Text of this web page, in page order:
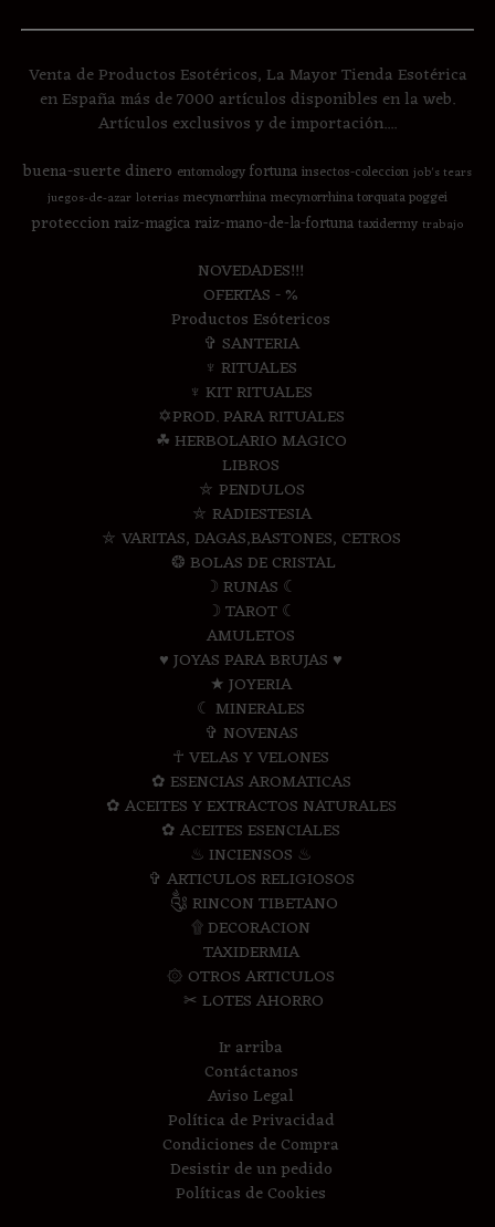
Venta de Productos Esotéricos, La Mayor Tienda Esotérica
en España más de 7000 artículos disponibles en la web.
Artículos exclusivos y de importación....
buena-suertedinero entomologyfortunainsectos-coleccion job's tears
juegos-de-azar loterias mecynorrhinamecynorrhina torquata poggei
proteccion raiz-magica raiz-mano-de-la-fortunataxidermy trabajo
NOVEDADES!!!
OFERTAS - %
Productos Esótericos
✞ SANTERIA
♆ RITUALES
♆ KIT RITUALES
✡PROD. PARA RITUALES
☘ HERBOLARIO MAGICO
LIBROS
⛤ PENDULOS
⛤ RADIESTESIA
⛤ VARITAS, DAGAS,BASTONES, CETROS
❂ BOLAS DE CRISTAL
☽ RUNAS ☾
☽ TAROT ☾
AMULETOS
♥ JOYAS PARA BRUJAS ♥
★ JOYERIA
☾ MINERALES
✞ NOVENAS
☥ VELAS Y VELONES
✿ ESENCIAS AROMATICAS
✿ ACEITES Y EXTRACTOS NATURALES
✿ ACEITES ESENCIALES
♨ INCIENSOS ♨
✞ ARTICULOS RELIGIOSOS
༃ RINCON TIBETANO
۩ DECORACION
TAXIDERMIA
۞ OTROS ARTICULOS
✂ LOTES AHORRO
Ir arriba
Contáctanos
Aviso Legal
Política de Privacidad
Condiciones de Compra
Desistir de un pedido
Políticas de Cookies